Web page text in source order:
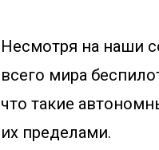
Несмотря на наши
всего мира
что такие
их пределами.